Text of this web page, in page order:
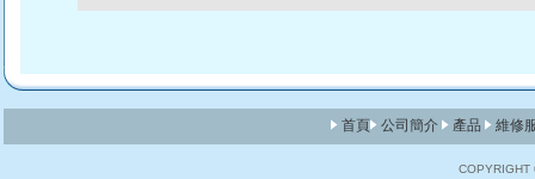
首頁 公司簡介 產品 維修
COPYRIGHT